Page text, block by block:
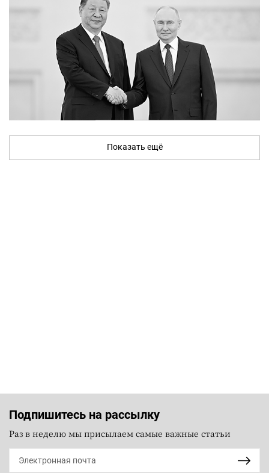
Показать ещё
Подпишитесь на рассылку
Раз в неделю мы присылаем самые важные статьи